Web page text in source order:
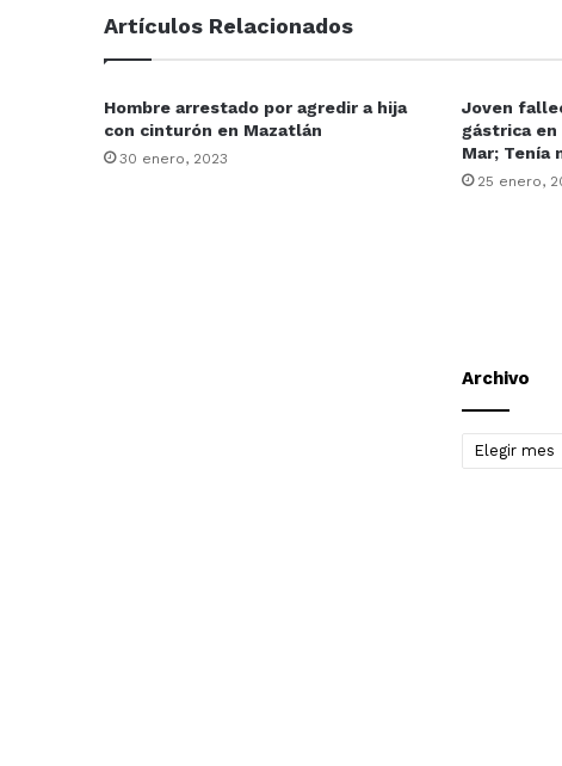
Artículos Relacionados
Hombre arrestado por agredir a hija
con cinturón en Mazatlán
30 enero, 2023
Joven
gástrica en
Mar; Tenía
25 enero,
Archivo
Archivo